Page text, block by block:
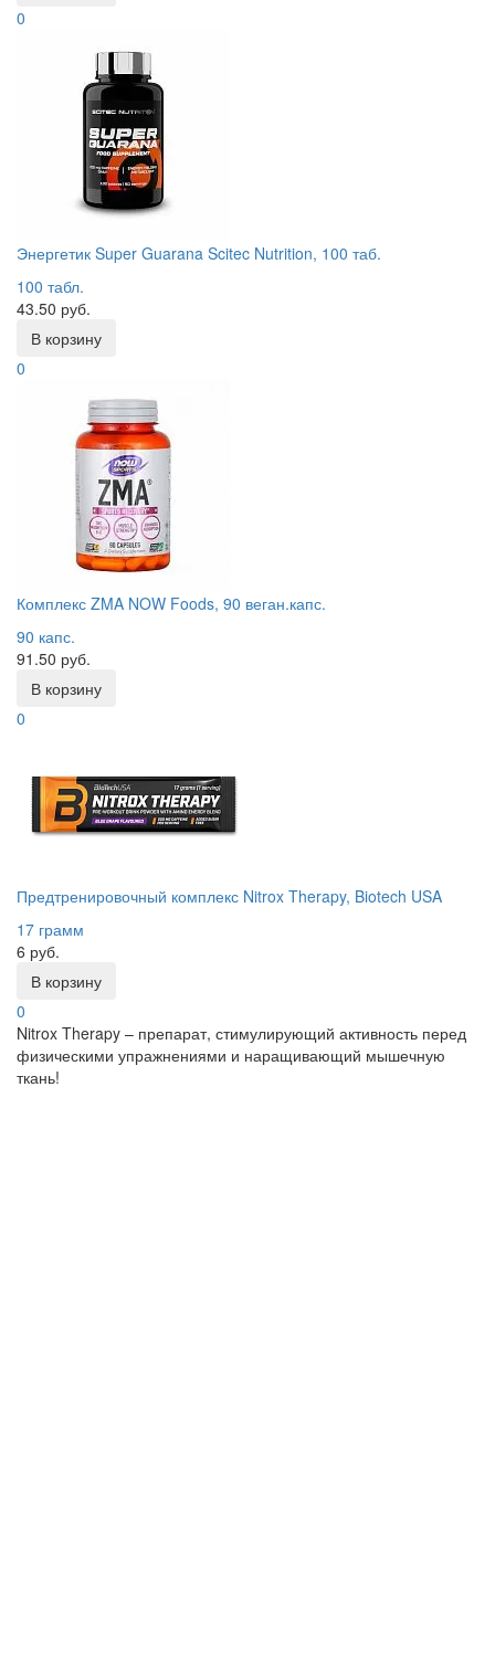
0
Энергетик Super Guarana Scitec Nutrition, 100 таб.
100 табл.
43.50 руб.
В корзину
0
Комплекс ZMA NOW Foods, 90 веган.капс.
90 капс.
91.50 руб.
В корзину
0
Предтренировочный комплекс Nitrox Therapy, Biotech USA
17 грамм
6 руб.
В корзину
0
Nitrox Therapy – препарат, стимулирующий активность перед
физическими упражнениями и наращивающий мышечную
ткань!